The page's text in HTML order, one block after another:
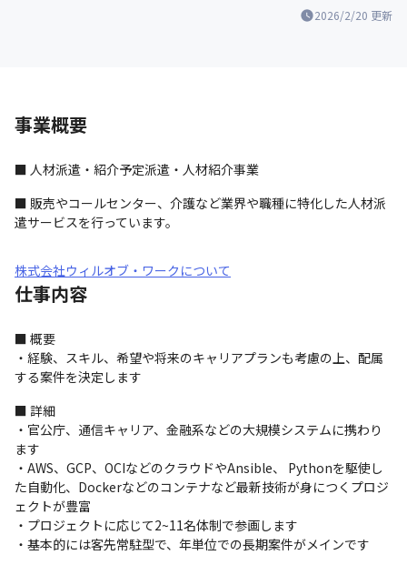
2026/2/20 更新
事業概要
■ 人材派遣・紹介予定派遣・人材紹介事業
■ 販売やコールセンター、介護など業界や職種に特化した人材派
遣サービスを行っています。
株式会社ウィルオブ・ワークについて
仕事内容
■ 概要
・経験、スキル、希望や将来のキャリアプランも考慮の上、配属
する案件を決定します
■ 詳細
・官公庁、通信キャリア、金融系などの大規模システムに携わり
ます
・AWS、GCP、OCIなどのクラウドやAnsible、 Pythonを駆使し
た自動化、Dockerなどのコンテナなど最新技術が身につくプロジ
ェクトが豊富
・プロジェクトに応じて2~11名体制で参画します
・基本的には客先常駐型で、年単位での長期案件がメインです